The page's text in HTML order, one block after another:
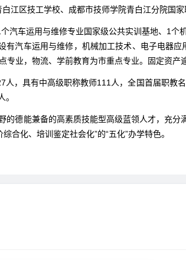
江区技工学校、成都市技师学院青白江分院国
汽车运用与维修专业国家级公共实训基地、1个
有汽车运用与维修，机械加工技术、电子电器
专业，物流、学前教育为市重点专业。固定资产
，具有中高级职称教师111人，全国首届职教
德能兼备的高素质技能型高级蓝领人才，充
合化、培训鉴定社会化”的“五化”办学特色。